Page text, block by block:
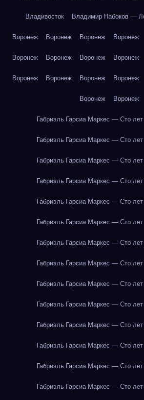
Владивосток Владимир Набоков —
Воронеж Воронеж Воронеж Воронеж
Воронеж Воронеж Воронеж Воронеж
Воронеж Воронеж Воронеж Воронеж
Воронеж Воронеж
Габриэль Гарсиа Маркес — Сто лет
Габриэль Гарсиа Маркес — Сто лет
Габриэль Гарсиа Маркес — Сто лет
Габриэль Гарсиа Маркес — Сто лет
Габриэль Гарсиа Маркес — Сто лет
Габриэль Гарсиа Маркес — Сто лет
Габриэль Гарсиа Маркес — Сто лет
Габриэль Гарсиа Маркес — Сто лет
Габриэль Гарсиа Маркес — Сто лет
Габриэль Гарсиа Маркес — Сто лет
Габриэль Гарсиа Маркес — Сто лет
Габриэль Гарсиа Маркес — Сто лет
Габриэль Гарсиа Маркес — Сто лет
Габриэль Гарсиа Маркес — Сто лет